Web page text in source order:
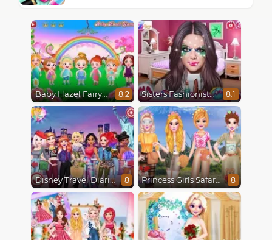
Baby Hazel Fairyland Ballet 8.2 Sisters Fashionista Makeup 8.1
Disney Travel Diaries: City Break 8 Princess Girls Safari Trip 8